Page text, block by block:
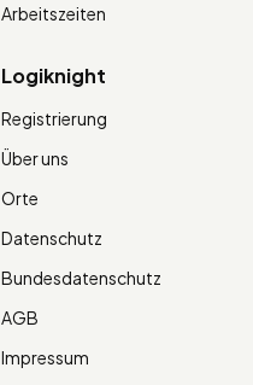
Arbeitszeiten
Logiknight
Registrierung
Über uns
Orte
Datenschutz
Bundesdatenschutz
AGB
Impressum